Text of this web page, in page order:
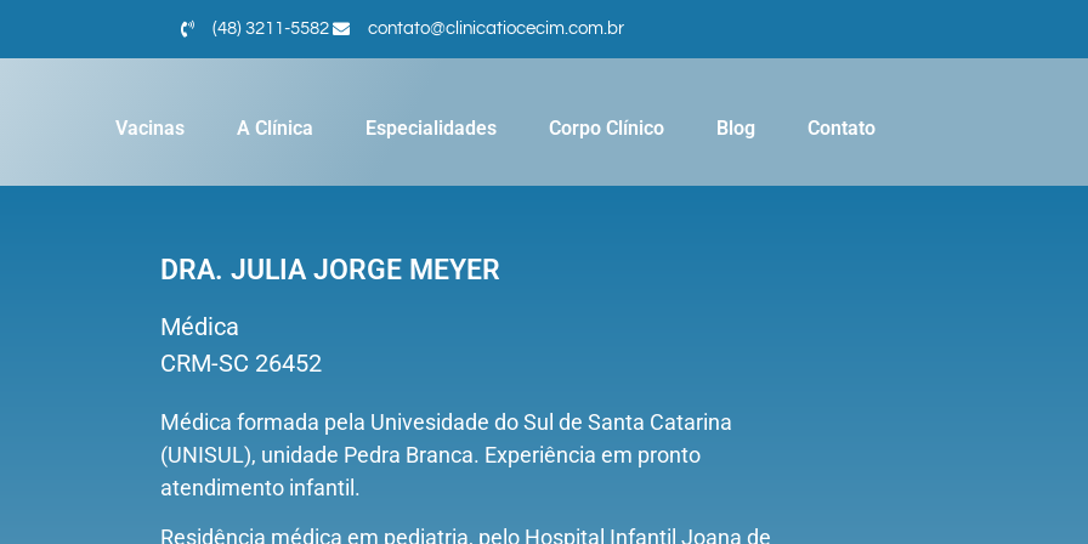
(48) 3211-5582 contato@clinicatiocecim.com.br
Vacinas A Clínica Especialidades Corpo Clínico Blog Contato
DRA. JULIA JORGE MEYER
Médica
CRM-SC 26452
Médica formada pela Univesidade do Sul de Santa Catarina
(UNISUL), unidade Pedra Branca. Experiência em pronto
atendimento infantil.
Residência médica em pediatria, pelo Hospital Infantil Joana de